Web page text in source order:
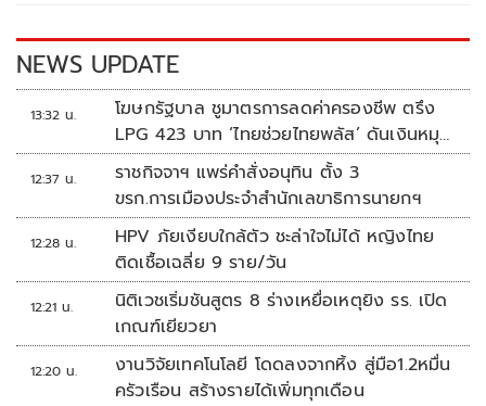
k k
NEWS UPDATE
13:32 น.
โฆษกรัฐบาล ชูมาตรการลดค่าครองชีพ ตรึง
LPG 423 บาท ‘ไทยช่วยไทยพลัส’ ดันเงินหมุน
แสนล้าน
12:37 น.
ราชกิจจาฯ แพร่คำสั่งอนุทิน ตั้ง 3
ขรก.การเมืองประจำสำนักเลขาธิการนายกฯ
12:28 น.
HPV ภัยเงียบใกล้ตัว ชะล่าใจไม่ได้ หญิงไทย
ติดเชื้อเฉลี่ย 9 ราย/วัน
12:21 น.
นิติเวชเริ่มชันสูตร 8 ร่างเหยื่อเหตุยิง รร. เปิด
เกณฑ์เยียวยา
12:20 น.
งานวิจัยเทคโนโลยี โดดลงจากหิ้ง สู่มือ1.2หมื่น
ครัวเรือน สร้างรายได้เพิ่มทุกเดือน